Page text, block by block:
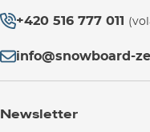
+420 516 777 011
info@snowboard-
Newsletter